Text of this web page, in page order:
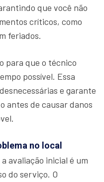
que você não
críticos, como
feriados.
para que o técnico
possível. Essa
e garante
antes de causar danos
no local
avaliação inicial é um
do serviço. O